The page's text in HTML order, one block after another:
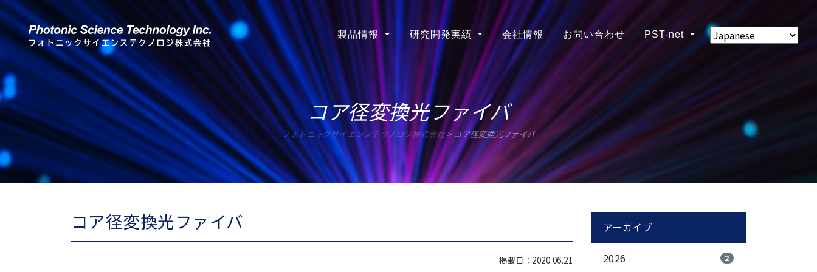
製品情報 研究開発実績 会社情報 お問い合わせ PST-net
コア径変換光ファイバ
フォトニックサイエンステクノロジ株式会社> コア径変換光ファイバ
コア径変換光ファイバ
掲載日：2020.06.21
アーカイブ
2026 2